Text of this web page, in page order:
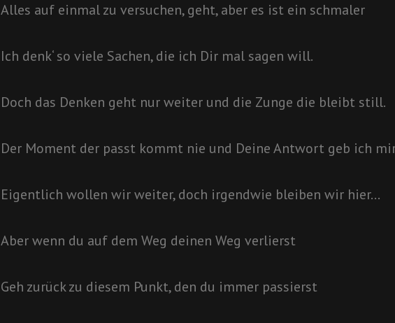
Alles auf einmal zu versuchen, geht, aber es ist ein schmaler
Ich denk‘ so viele Sachen, die ich Dir mal sagen will.
Doch das Denken geht nur weiter und die Zunge die bleibt still.
Der Moment der passt kommt nie und Deine Antwort geb ich
Eigentlich wollen wir weiter, doch irgendwie bleiben wir hier…
Aber wenn du auf dem Weg deinen Weg verlierst
Geh zurück zu diesem Punkt, den du immer passierst